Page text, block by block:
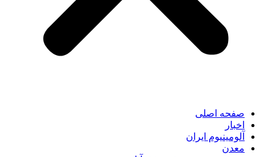
صفحه اصلی
اخبار
آلومینیوم ایران
معدن